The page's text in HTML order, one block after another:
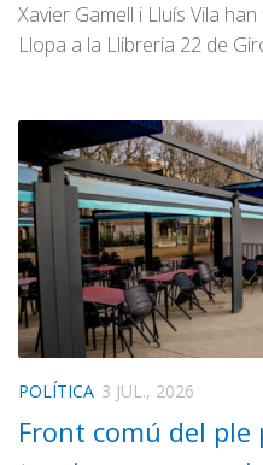
Xavier Gamell i Lluís Vila
Llopa a la Llibreria 22 de
POLÍTICA 3 JUL., 2026
Front comú del ple